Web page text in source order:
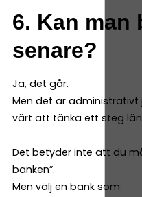
6. Kan man
senare?
Ja, det går.
Men det är
värt att tänka ett steg
Det betyder inte att du
banken”.
Men välj en bank som: